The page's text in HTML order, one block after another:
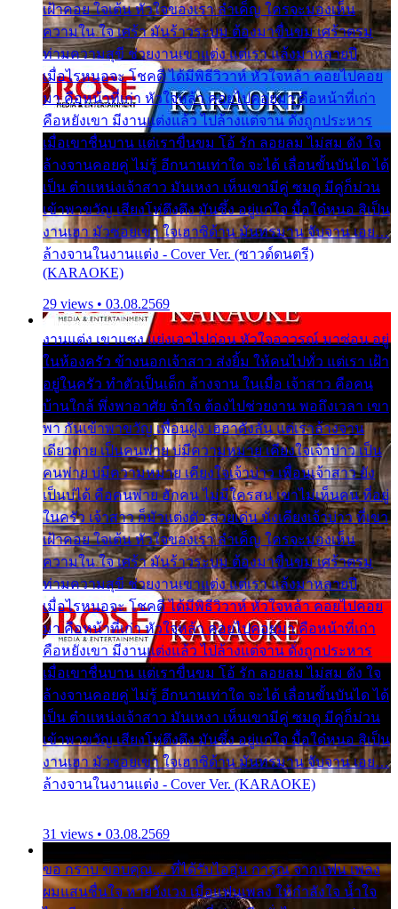
เฝ้าคอย ใจเต้น หัวใจของเรา ลำเค็ญ ใครจะมองเห็น
ความใน ใจ เศร้า มันร้าวระบม ต้องมาขื่นขม เศร้าตรม
ท่ามความสุขี ช่วยงานเขาแต่ง แต่เรา แล้งมาหลายปี
เมื่อไรหนอจะ โชคดี ได้มีพิธีวิวาห์ หัวใจหล้า คอยไปคอย
มา คือหน้าที่เก่า หัวใจหล้า คอยไปคอยมา คือหน้าที่เก่า
คือหยังเขา มีงานแต่งแล้ว ไปล้างแต่จาน ดั่งถูกประหาร
เมื่อเขาชื่นบาน แต่เราขื่นขม โอ้ รัก ลอยลม ไม่สม ดัง ใจ
ล้างจานคอยคู่ ไม่รู้ อีกนานเท่าใด จะได้ เลื่อนขั้นบันได ได้
เป็น ตำแหน่งเจ้าสาว มันเหงา เห็นเขามีคู่ ซมดู มีคู่ก็ม่วน
เข้าพาขวัญ เสียงโห่ตึงตึง มันซึ้ง อยู่แก่ใจ มื้อใด๋หนอ สิเป็น
งานเฮา มัวซอยเขา ใจเฮาซิด้าน มันทรมาน จับจาน เอย…
ล้างจานในงานแต่ง - Cover Ver. (ซาวด์ดนตรี)
(KARAOKE)
29 views • 03.08.2569
งานแต่ง เขาแซง แย่งเอาไปก่อน หัวใจอาวรณ์ มาซ่อน อยู่
ในห้องครัว ข้างนอกเจ้าสาว ส่งยิ้ม ให้คนไปทั่ว แต่เรา เฝ้า
อยู่ในครัว ทำตัวเป็นเด็ก ล้างจาน ในเมื่อ เจ้าสาว คือคน
บ้านใกล้ พึ่งพาอาศัย จำใจ ต้องไปช่วยงาน พอถึงเวลา เขา
พา กันเข้าพาขวัญ เพื่อนฝูง เฮฮาดังลั่น แต่เราล้างจาน
เดียวดาย เป็นคนพ่าย บ่มีความหมาย เคียงใจเจ้าบ่าว เป็น
คนพ่าย บ่มีความหมาย เคียงใจเจ้าบ่าว เพื่อนเจ้าสาว ยัง
เป็นบ่ได้ คือคนพ่าย ฮักคน ไม่มีใครสน เขาไม่เห็นคน ที่อยู่
ในครัว เจ้าสาว ก็มัวแต่งตัว สวยเด่น นั่งเคียงเจ้าบ่าว ที่เขา
เฝ้าคอย ใจเต้น หัวใจของเรา ลำเค็ญ ใครจะมองเห็น
ความใน ใจ เศร้า มันร้าวระบม ต้องมาขื่นขม เศร้าตรม
ท่ามความสุขี ช่วยงานเขาแต่ง แต่เรา แล้งมาหลายปี
เมื่อไรหนอจะ โชคดี ได้มีพิธีวิวาห์ หัวใจหล้า คอยไปคอย
มา คือหน้าที่เก่า หัวใจหล้า คอยไปคอยมา คือหน้าที่เก่า
คือหยังเขา มีงานแต่งแล้ว ไปล้างแต่จาน ดั่งถูกประหาร
เมื่อเขาชื่นบาน แต่เราขื่นขม โอ้ รัก ลอยลม ไม่สม ดัง ใจ
ล้างจานคอยคู่ ไม่รู้ อีกนานเท่าใด จะได้ เลื่อนขั้นบันได ได้
เป็น ตำแหน่งเจ้าสาว มันเหงา เห็นเขามีคู่ ซมดู มีคู่ก็ม่วน
เข้าพาขวัญ เสียงโห่ตึงตึง มันซึ้ง อยู่แก่ใจ มื้อใด๋หนอ สิเป็น
งานเฮา มัวซอยเขา ใจเฮาซิด้าน มันทรมาน จับจาน เอย…
ล้างจานในงานแต่ง - Cover Ver. (KARAOKE)
31 views • 03.08.2569
ขอ กราบ ขอบคุณ.... ที่ได้รับไออุ่น การุณ จากแฟน เพลง
ผมแสนชื่นใจ หายวังเวง เมื่อแฟนเพลง ให้กำลังใจ น้ำใจ